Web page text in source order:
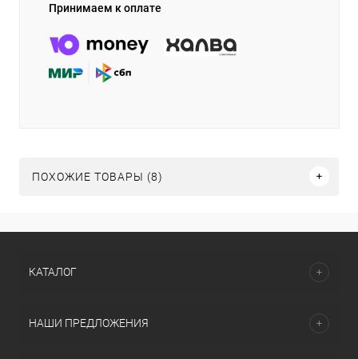
Принимаем к оплате
ПОХОЖИЕ ТОВАРЫ (8)
КАТАЛОГ
НАШИ ПРЕДЛОЖЕНИЯ